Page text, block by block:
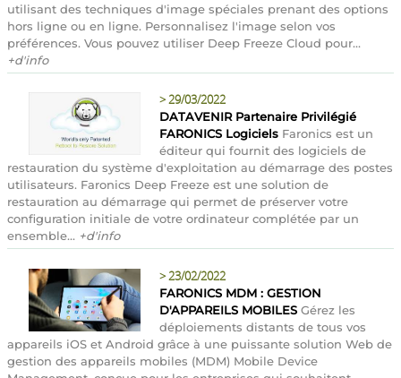
utilisant des techniques d'image spéciales prenant des options
hors ligne ou en ligne. Personnalisez l'image selon vos
préférences. Vous pouvez utiliser Deep Freeze Cloud pour...
+d'info
>29/03/2022
DATAVENIR Partenaire Privilégié
FARONICS Logiciels Faronics est un
éditeur qui fournit des logiciels de
restauration du système d'exploitation au démarrage des postes
utilisateurs. Faronics Deep Freeze est une solution de
restauration au démarrage qui permet de préserver votre
configuration initiale de votre ordinateur complétée par un
ensemble... +d'info
>23/02/2022
FARONICS MDM : GESTION
D'APPAREILS MOBILES Gérez les
déploiements distants de tous vos
appareils iOS et Android grâce à une puissante solution Web de
gestion des appareils mobiles (MDM) Mobile Device